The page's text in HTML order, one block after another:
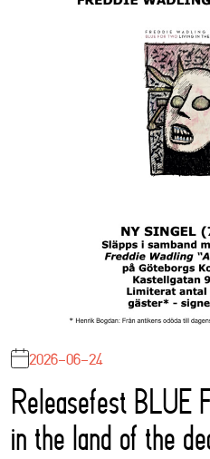
2026-06-24
Releasefest BLUE
in the land of the